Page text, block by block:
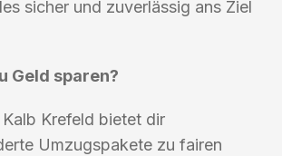
sicher und zuverlässig ans Ziel
Geld sparen?
Krefeld bietet dir
Umzugspakete zu fairen